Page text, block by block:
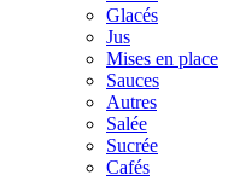
Glacés
Jus
Mises en place
Sauces
Autres
Salée
Sucrée
Cafés